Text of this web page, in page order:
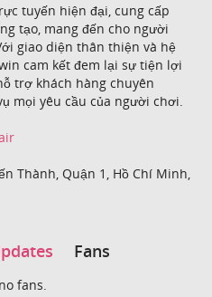
tuyến hiện đại, cung cấp
tạo, mang đến cho người
giao diện thân thiện và hệ
cam kết đem lại sự tiện lợi
trợ khách hàng chuyên
mọi yêu cầu của người chơi.
Thành, Quận 1, Hồ Chí Minh,
Fans
fans.